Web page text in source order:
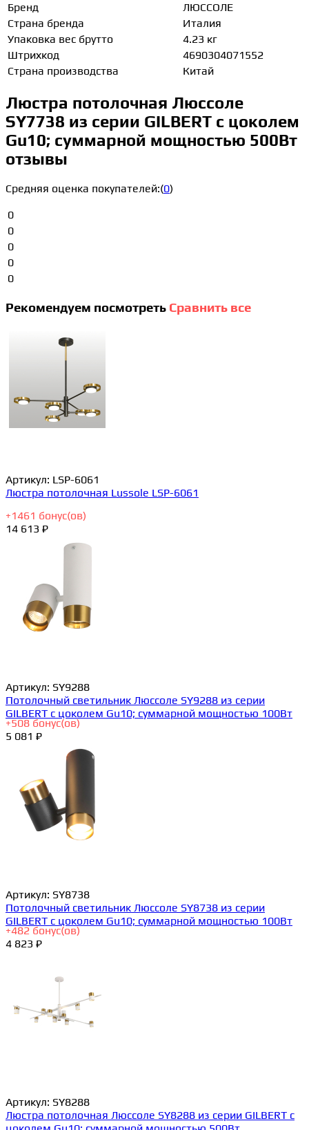
Бренд
ЛЮССОЛЕ
Страна бренда
Италия
Упаковка вес брутто
4.23 кг
Штрихкод
4690304071552
Страна производства
Китай
Люстра потолочная Люссоле
SY7738 из серии GILBERT с цоколем
Gu10; суммарной мощностью 500Вт
отзывы
Средняя оценка покупателей:(0)
0
0
0
0
0
Рекомендуем посмотреть Сравнить все
Артикул: LSP-6061
Люстра потолочная Lussole LSP-6061
+1461 бонус(ов)
14 613 ₽
Артикул: SY9288
Потолочный светильник Люссоле SY9288 из серии
GILBERT с цоколем Gu10; суммарной мощностью 100Вт
+508 бонус(ов)
5 081 ₽
Артикул: SY8738
Потолочный светильник Люссоле SY8738 из серии
GILBERT с цоколем Gu10; суммарной мощностью 100Вт
+482 бонус(ов)
4 823 ₽
Артикул: SY8288
Люстра потолочная Люссоле SY8288 из серии GILBERT с